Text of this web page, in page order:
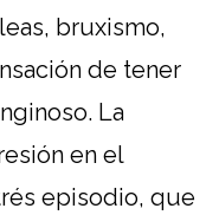
bruxismo,
de tener
La
en el
episodio, que